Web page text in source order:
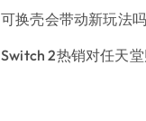
可换壳会带动新玩法
Switch 2热销对任天